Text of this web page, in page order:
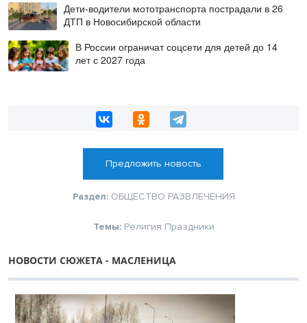
Дети-водители мототранспорта пострадали в 26
ДТП в Новосибирской области
В России ограничат соцсети для детей до 14
лет с 2027 года
Предложить новость
Раздел: ОБЩЕСТВО РАЗВЛЕЧЕНИЯ
Темы: Религия Праздники
НОВОСТИ СЮЖЕТА - МАСЛЕНИЦА